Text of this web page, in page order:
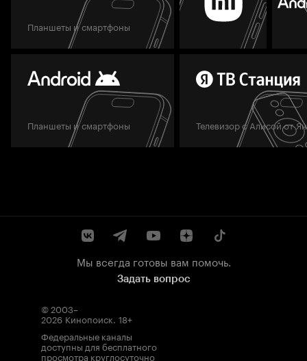
Планшеты и смартфоны
Планшеты и смартфоны Телевизор с Алисой от
Мы всегда готовы вам помочь.
Задать вопрос
© 2003–
2026 Кинопоиск. 18+
Федеральные каналы
доступны для бесплатного
просмотра круглосуточно